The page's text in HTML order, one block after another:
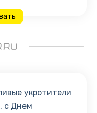
укротители
с Днем